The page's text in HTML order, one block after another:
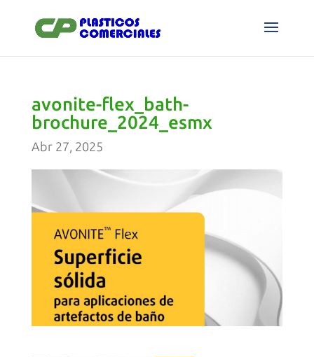
avonite-flex_bath-
brochure_2024_esmx
Abr 27, 2025